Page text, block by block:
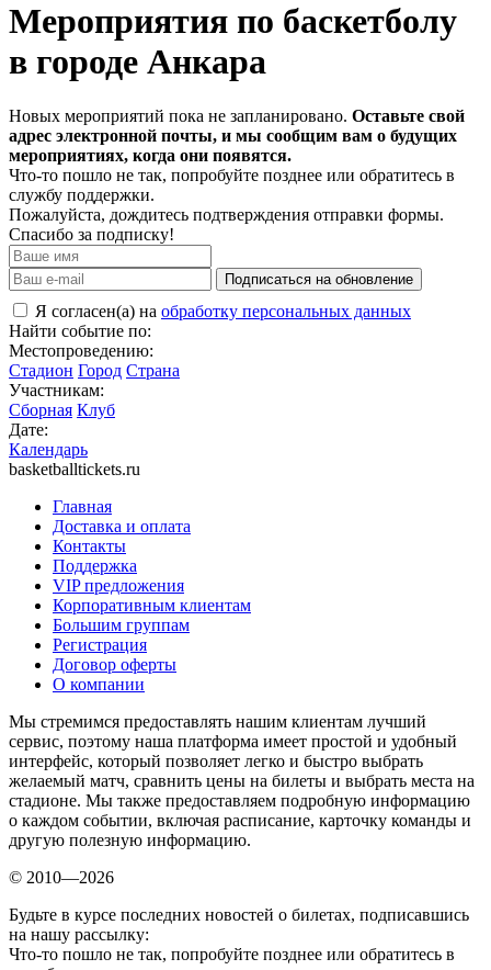
Мероприятия по баскетболу
в городе Анкара
Новых мероприятий пока не запланировано. Оставьте свой
адрес электронной почты, и мы сообщим вам о будущих
мероприятиях, когда они появятся.
Что-то пошло не так, попробуйте позднее или обратитесь в
службу поддержки.
Пожалуйста, дождитесь подтверждения отправки формы.
Спасибо за подписку!
Подписаться на обновление
Я согласен(а) на обработку персональных данных
Найти событие по:
Местопроведению:
Стадион Город Страна
Участникам:
Сборная Клуб
Дате:
Календарь
basketballtickets.ru
Главная
Доставка и оплата
Контакты
Поддержка
VIP предложения
Корпоративным клиентам
Большим группам
Регистрация
Договор оферты
О компании
Мы стремимся предоставлять нашим клиентам лучший
сервис, поэтому наша платформа имеет простой и удобный
интерфейс, который позволяет легко и быстро выбрать
желаемый матч, сравнить цены на билеты и выбрать места на
стадионе. Мы также предоставляем подробную информацию
о каждом событии, включая расписание, карточку команды и
другую полезную информацию.
© 2010—2026
Будьте в курсе последних новостей о билетах, подписавшись
на нашу рассылку:
Что-то пошло не так, попробуйте позднее или обратитесь в